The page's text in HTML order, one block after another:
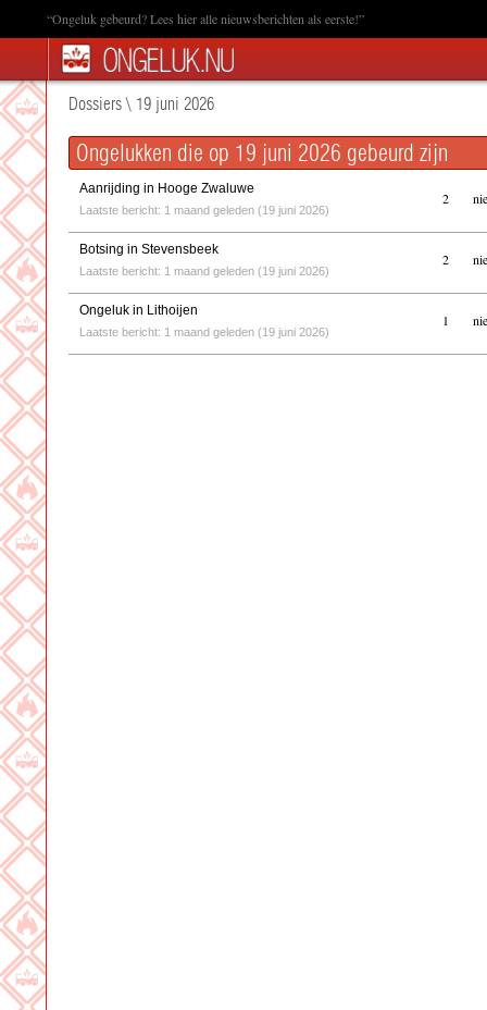
“Ongeluk gebeurd? Lees hier alle nieuwsberichten als eerste!”
Dossiers\ 19 juni 2026
Ongelukken die op 19 juni 2026 gebeurd zijn
Aanrijding in Hooge Zwaluwe
Laatste bericht: 1 maand geleden (19 juni 2026)
2
Botsing in Stevensbeek
Laatste bericht: 1 maand geleden (19 juni 2026)
2
Ongeluk in Lithoijen
Laatste bericht: 1 maand geleden (19 juni 2026)
1